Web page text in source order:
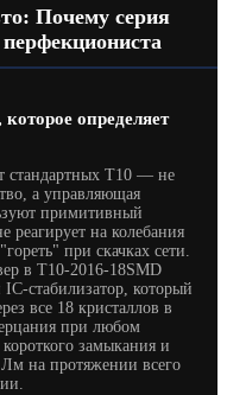
Почему серия
определяет
стандартных T10 — не
а управляющая
примитивный
реагирует на колебания
при скачках сети.
в T10-2016-18SMD
стабилизатор, который
все 18 кристаллов в
при любом
замыкания и
Лм на протяжении всего